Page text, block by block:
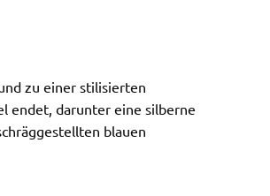
zu einer stilisierten
endet, darunter eine silberne
blauen